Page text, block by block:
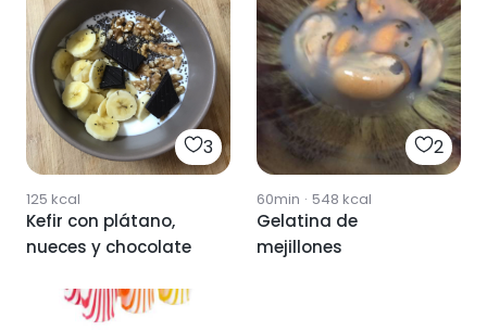
3
125 kcal
Kefir con plátano,
nueces y chocolate
2
60min · 548 kcal
Gelatina de
mejillones